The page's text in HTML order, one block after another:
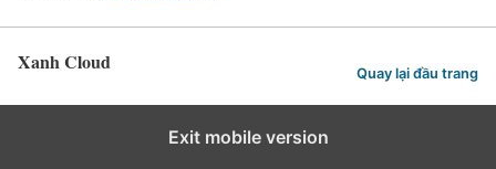
Xanh Cloud Quay lại đầu trang
Exit mobile version